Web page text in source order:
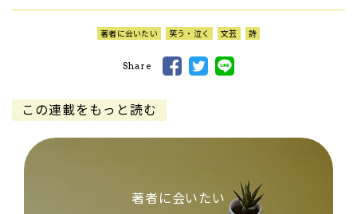
著者に会いたい 笑う・泣く 文芸 詩
Share
この連載をもっと読む
著者に会いたい